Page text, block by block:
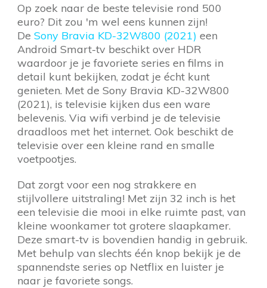
Op zoek naar de beste televisie rond 500
euro? Dit zou 'm wel eens kunnen zijn!
De Sony Bravia KD-32W800 (2021) een
Android Smart-tv beschikt over HDR
waardoor je je favoriete series en films in
detail kunt bekijken, zodat je écht kunt
genieten. Met de Sony Bravia KD-32W800
(2021), is televisie kijken dus een ware
belevenis. Via wifi verbind je de televisie
draadloos met het internet. Ook beschikt de
televisie over een kleine rand en smalle
voetpootjes.
Dat zorgt voor een nog strakkere en
stijlvollere uitstraling! Met zijn 32 inch is het
een televisie die mooi in elke ruimte past, van
kleine woonkamer tot grotere slaapkamer.
Deze smart-tv is bovendien handig in gebruik.
Met behulp van slechts één knop bekijk je de
spannendste series op Netflix en luister je
naar je favoriete songs.